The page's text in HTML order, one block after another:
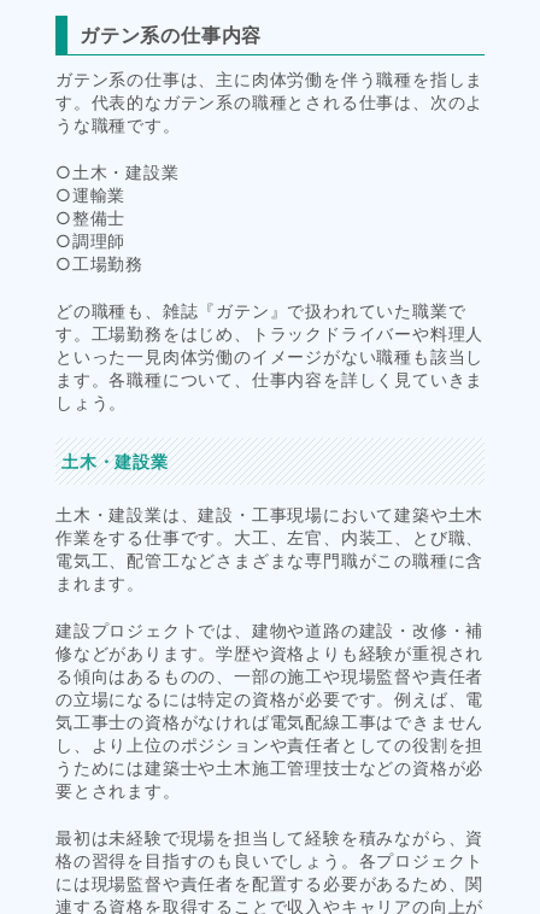
ガテン系の仕事内容
ガテン系の仕事は、主に肉体労働を伴う職種を指しま
す。代表的なガテン系の職種とされる仕事は、次のよ
うな職種です。
○土木・建設業
○運輸業
○整備士
○調理師
○工場勤務
どの職種も、雑誌『ガテン』で扱われていた職業で
す。工場勤務をはじめ、トラックドライバーや料理人
といった一見肉体労働のイメージがない職種も該当し
ます。各職種について、仕事内容を詳しく見ていきま
しょう。
土木・建設業
土木・建設業は、建設・工事現場において建築や土木
作業をする仕事です。大工、左官、内装工、とび職、
電気工、配管工などさまざまな専門職がこの職種に含
まれます。
建設プロジェクトでは、建物や道路の建設・改修・補
修などがあります。学歴や資格よりも経験が重視され
る傾向はあるものの、一部の施工や現場監督や責任者
の立場になるには特定の資格が必要です。例えば、電
気工事士の資格がなければ電気配線工事はできません
し、より上位のポジションや責任者としての役割を担
うためには建築士や土木施工管理技士などの資格が必
要とされます。
最初は未経験で現場を担当して経験を積みながら、資
格の習得を目指すのも良いでしょう。各プロジェクト
には現場監督や責任者を配置する必要があるため、関
連する資格を取得することで収入やキャリアの向上が